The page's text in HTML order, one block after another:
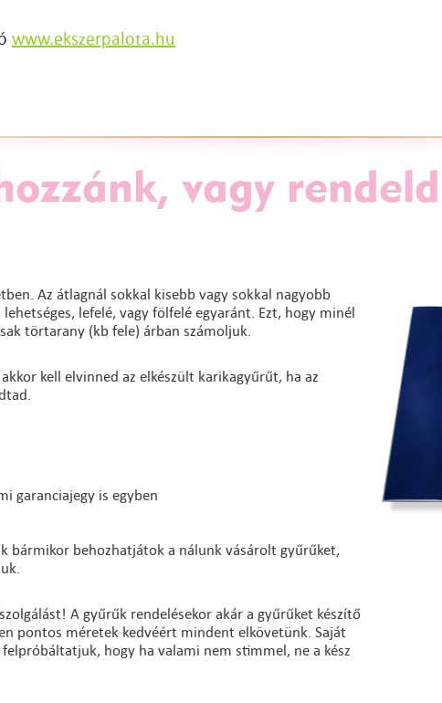
www.ekszerpalota.hu
vagy
Az átlagnál sokkal kisebb vagy sokkal nagyobb
lefelé, vagy fölfelé egyaránt. Ezt, hogy minél
törtarany (kb fele) árban számoljuk.
kell elvinned az elkészült karikagyűrűt, ha az
garanciajegy is egyben
bármikor behozhatjátok a nálunk vásárolt gyűrűket,
A gyűrűk rendelésekor akár a gyűrűket készítő
pontos méretek kedvéért mindent elkövetünk. Saját
hogy ha valami nem stimmel, ne a kész